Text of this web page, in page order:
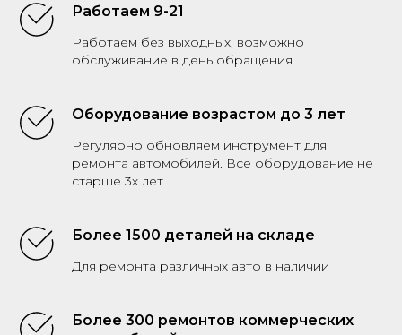
Работаем 9-21
Работаем без выходных, возможно
обслуживание в день обращения
Оборудование возрастом до 3 лет
Регулярно обновляем инструмент для
ремонта автомобилей. Все оборудование не
старше 3х лет
Более 1500 деталей на складе
Для ремонта различных авто в наличии
Более 300 ремонтов коммерческих